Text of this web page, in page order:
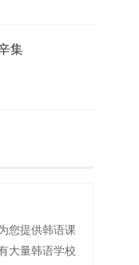
集
您提供韩语课
大量韩语学校